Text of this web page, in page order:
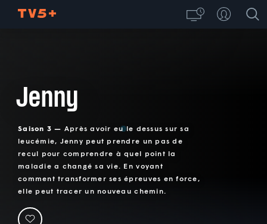
Jenny
Saison 3 — Après avoir eu le dessus sur sa
leucémie, Jenny peut prendre un pas de
recul pour comprendre à quel point la
maladie a changé sa vie. En voyant
comment transformer ses épreuves en force,
elle peut tracer un nouveau chemin.